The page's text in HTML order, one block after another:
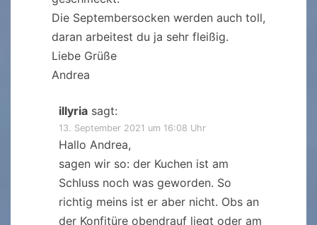
Die Septembersocken werden auch toll,
daran arbeitest du ja sehr fleißig.
Liebe Grüße
Andrea
illyria sagt:
13. September 2021 um 16:08 Uhr
Hallo Andrea,
sagen wir so: der Kuchen ist am
Schluss noch was geworden. So
richtig meins ist er aber nicht. Obs an
der Konfitüre obendrauf liegt oder am